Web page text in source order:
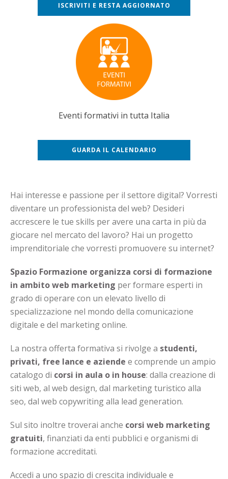
ISCRIVITI E RESTA AGGIORNATO
Eventi formativi in tutta Italia
GUARDA IL CALENDARIO
Hai interesse e passione per il settore digital? Vorresti
diventare un professionista del web? Desideri
accrescere le tue skills per avere una carta in più da
giocare nel mercato del lavoro? Hai un progetto
imprenditoriale che vorresti promuovere su internet?
Spazio Formazione organizza corsi di formazione
in ambito web marketing per formare esperti in
grado di operare con un elevato livello di
specializzazione nel mondo della comunicazione
digitale e del marketing online.
La nostra offerta formativa si rivolge a studenti,
privati, free lance e aziende e comprende un ampio
catalogo di corsi in aula o in house: dalla creazione di
siti web, al web design, dal marketing turistico alla
seo, dal web copywriting alla lead generation.
Sul sito inoltre troverai anche corsi web marketing
gratuiti, finanziati da enti pubblici e organismi di
formazione accreditati.
Accedi a uno spazio di crescita individuale e